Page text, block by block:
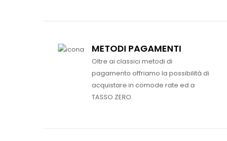
METODI PAGAMENTI
Oltre ai classici metodi di
pagamento offriamo la possibilità di
acquistare in comode rate ed a
TASSO ZERO.